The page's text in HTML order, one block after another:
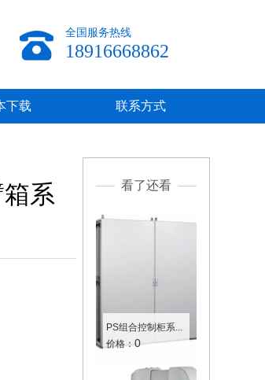
全国服务热线
18916668862
下载 联系方式
看了还看
PS组合控制柜系...
价格：0
系